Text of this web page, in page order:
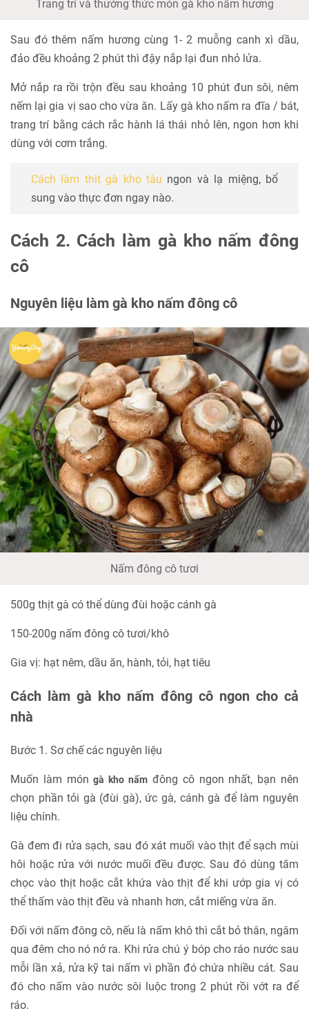
Trang trí và thưởng thức món gà kho nấm hương
Sau đó thêm nấm hương cùng 1- 2 muỗng canh xì dầu,
đảo đều khoảng 2 phút thì đậy nắp lại đun nhỏ lửa.
Mở nắp ra rồi trộn đều sau khoảng 10 phút đun sôi, nêm
nếm lại gia vị sao cho vừa ăn. Lấy gà kho nấm ra đĩa / bát,
trang trí bằng cách rắc hành lá thái nhỏ lên, ngon hơn khi
dùng với cơm trắng.
Cách làm thịt gà kho tàu ngon và lạ miệng, bổ
sung vào thực đơn ngay nào.
Cách 2. Cách làm gà kho nấm đông
cô
Nguyên liệu làm gà kho nấm đông cô
Nấm đông cô tươi
500g thịt gà có thể dùng đùi hoặc cánh gà
150-200g nấm đông cô tươi/khô
Gia vị: hạt nêm, dầu ăn, hành, tỏi, hạt tiêu
Cách làm gà kho nấm đông cô ngon cho cả
nhà
Bước 1. Sơ chế các nguyên liệu
Muốn làm móngà kho nấm đông cô ngon nhất, bạn nên
chọn phần tỏi gà (đùi gà), ức gà, cánh gà để làm nguyên
liệu chính.
Gà đem đi rửa sạch, sau đó xát muối vào thịt để sạch mùi
hôi hoặc rửa với nước muối đều được. Sau đó dùng tăm
chọc vào thịt hoặc cắt khứa vào thịt để khi ướp gia vị có
thể thấm vào thịt đều và nhanh hơn, cắt miếng vừa ăn.
Đối với nấm đông cô, nếu là nấm khô thì cắt bỏ thân, ngâm
qua đêm cho nó nở ra. Khi rửa chú ý bóp cho ráo nước sau
mỗi lần xả, rửa kỹ tai nấm vì phần đó chứa nhiều cát. Sau
đó cho nấm vào nước sôi luộc trong 2 phút rồi vớt ra để
ráo.